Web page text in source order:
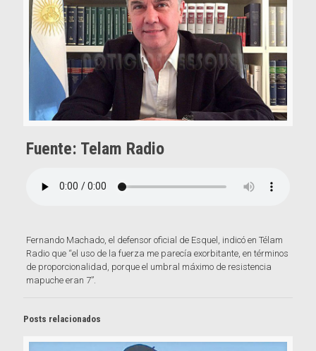
Fuente: Telam Radio
Fernando Machado, el defensor oficial de Esquel, indicó en Télam
Radio que “el uso de la fuerza me parecía exorbitante, en términos
de proporcionalidad, porque el umbral máximo de resistencia
mapuche eran 7”.
Posts relacionados